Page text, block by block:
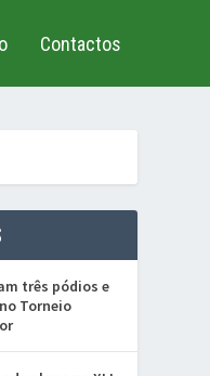
Contactos
três pódios e
Torneio